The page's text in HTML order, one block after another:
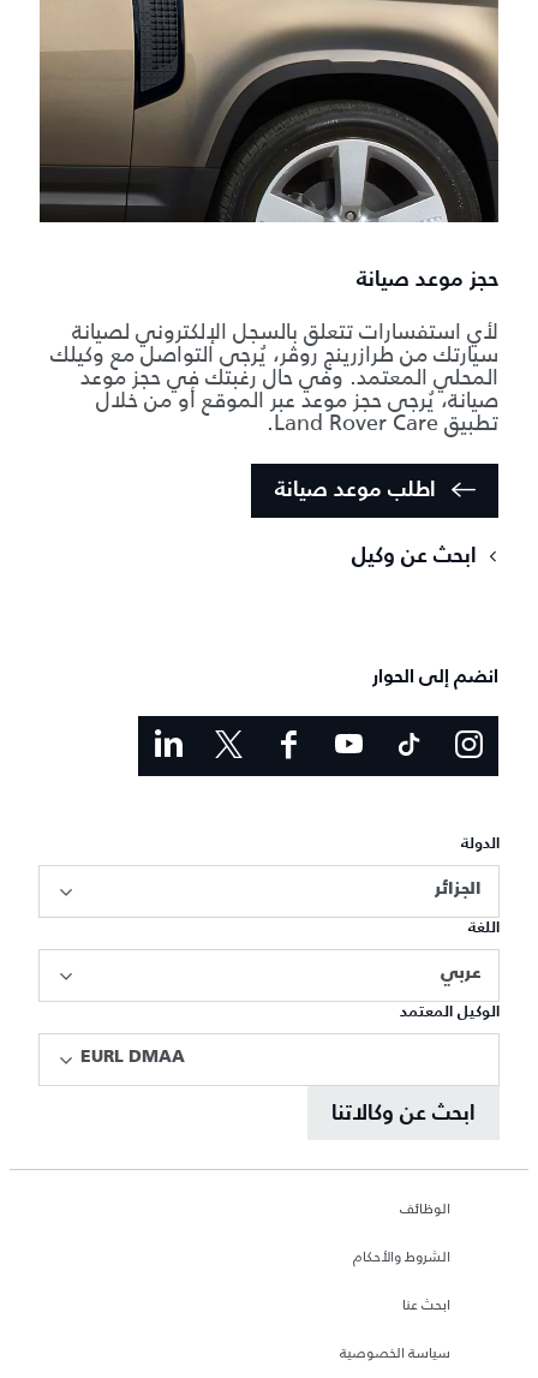
حجز موعد صيانة
لأي استفسارات تتعلق بالسجل الإلكتروني لصيانة
سيارتك من طرازرينج روڤر، يُرجى التواصل مع وكيلك
المحلي المعتمد. وفي حال رغبتك في حجز موعد
صيانة، يُرجى حجز موعد عبر الموقع أو من خلال
تطبيق Land Rover Care.
اطلب موعد صيانة
ابحث عن وكيل
انضم إلى الحوار
الدولة
الجزائر
اللغة
عربي
الوكيل المعتمد
EURL DMAA
ابحث عن وكالاتنا
الوظائف
الشروط والأحكام
ابحث عنا
سياسة الخصوصية